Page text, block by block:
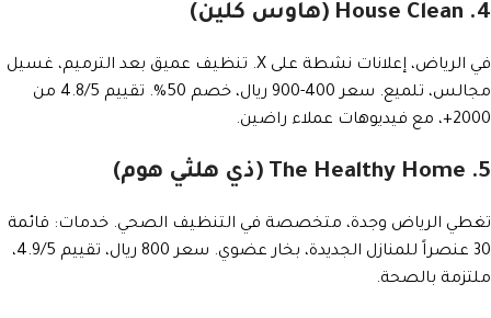
4. House Clean (هاوس كلين)
في الرياض، إعلانات نشطة على X. تنظيف عميق بعد الترميم، غسيل
مجالس، تلميع. سعر 400-900 ريال، خصم 50%. تقييم 4.8/5 من
2000+، مع فيديوهات عملاء راضين.
5. The Healthy Home (ذي هلثي هوم)
تغطي الرياض وجدة، متخصصة في التنظيف الصحي. خدمات: قائمة
30 عنصراً للمنازل الجديدة، بخار عضوي. سعر 800 ريال، تقييم 4.9/5،
ملتزمة بالصحة.